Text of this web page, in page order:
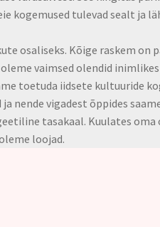
kogemused tulevad sealt ja
osaliseks. Kõige raskem on
vaimsed olendid
toetuda iidsete kultuuride
nende vigadest õppides
tasakaal. Kuulates
loojad.